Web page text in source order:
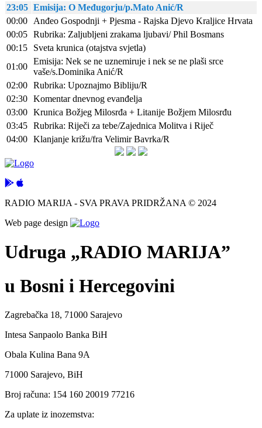
23:05 Emisija: O Međugorju/p.Mato Anić/R
00:00
Anđeo Gospodnji + Pjesma - Rajska Djevo Kraljice Hrvata
00:05 Rubrika: Zaljubljeni zrakama ljubavi/ Phil Bosmans
00:15
Sveta krunica (otajstva svjetla)
01:00
Emisija: Nek se ne uznemiruje i nek se ne plaši srce
vaše/s.Dominika Anić/R
02:00 Rubrika: Upoznajmo Bibliju/R
02:30 Komentar dnevnog evanđelja
03:00 Krunica Božjeg Milosrđa + Litanije Božjem Milosrđu
03:45 Rubrika: Riječi za tebe/Zajednica Molitva i Riječ
04:00 Klanjanje križu/fra Velimir Bavrka/R
RADIO MARIJA - SVA PRAVA PRIDRŽANA © 2024
Web page design
Udruga „RADIO MARIJA”
u Bosni i Hercegovini
Zagrebačka 18, 71000 Sarajevo
Intesa Sanpaolo Banka BiH
Obala Kulina Bana 9A
71000 Sarajevo, BiH
Broj računa: 154 160 20019 77216
Za uplate iz inozemstva: